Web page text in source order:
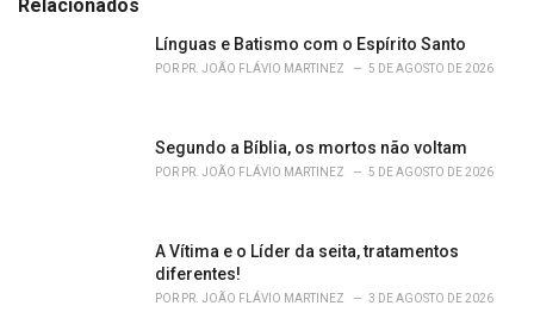
Relacionados
Línguas e Batismo com o Espírito Santo
POR PR. JOÃO FLÁVIO MARTINEZ 5 DE AGOSTO DE 2026
Segundo a Bíblia, os mortos não voltam
POR PR. JOÃO FLÁVIO MARTINEZ 5 DE AGOSTO DE 2026
A Vítima e o Líder da seita, tratamentos
diferentes!
POR PR. JOÃO FLÁVIO MARTINEZ 3 DE AGOSTO DE 2026